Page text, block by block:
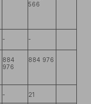
566
- -
884
976
884 976
- 21